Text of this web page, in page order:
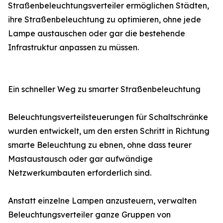
Straßenbeleuchtungsverteiler ermöglichen Städten,
ihre Straßenbeleuchtung zu optimieren, ohne jede
Lampe austauschen oder gar die bestehende
Infrastruktur anpassen zu müssen.
Ein schneller Weg zu smarter Straßenbeleuchtung
Beleuchtungsverteilsteuerungen für Schaltschränke
wurden entwickelt, um den ersten Schritt in Richtung
smarte Beleuchtung zu ebnen, ohne dass teurer
Mastaustausch oder gar aufwändige
Netzwerkumbauten erforderlich sind.
Anstatt einzelne Lampen anzusteuern, verwalten
Beleuchtungsverteiler ganze Gruppen von